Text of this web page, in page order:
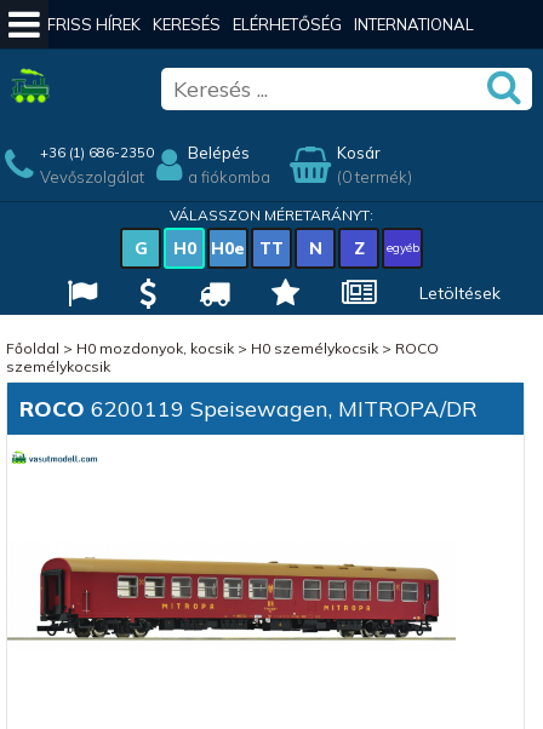
FRISS HÍREK KERESÉS ELÉRHETŐSÉG INTERNATIONAL
+36 (1) 686-2350
Vevőszolgálat
Belépés
a fiókomba
Kosár
(0 termék)
VÁLASSZON MÉRETARÁNYT:
G H0 H0e TT N Z egyéb
Letöltések
Főoldal > H0 mozdonyok, kocsik> H0 személykocsik> ROCO
személykocsik
ROCO 6200119 Speisewagen, MITROPA/DR